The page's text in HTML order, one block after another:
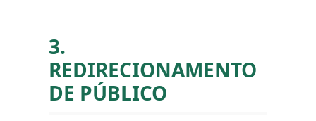
3.
REDIRECIONAMENTO
DE PÚBLICO